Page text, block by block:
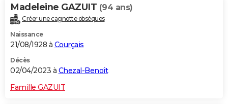
Madeleine GAZUIT (94 ans)
Créer une cagnotte obsèques
Naissance
21/08/1928 à Courçais
Décès
02/04/2023 à Chezal-Benoît
Famille GAZUIT